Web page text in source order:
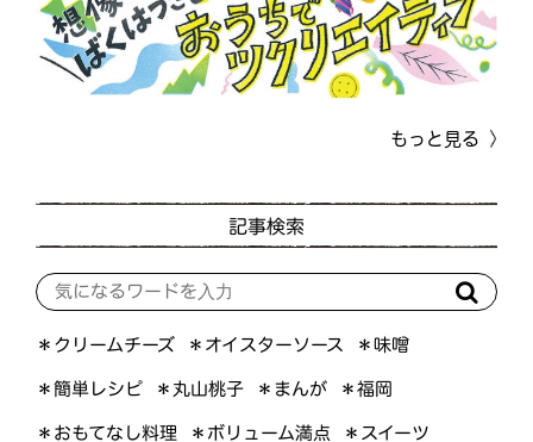
もっと見る
記事検索
＊クリームチーズ ＊オイスターソース ＊味噌
＊簡単レシピ ＊丸山桃子 ＊まんが ＊福岡
＊おもてなし料理 ＊ボリューム満点 ＊スイーツ